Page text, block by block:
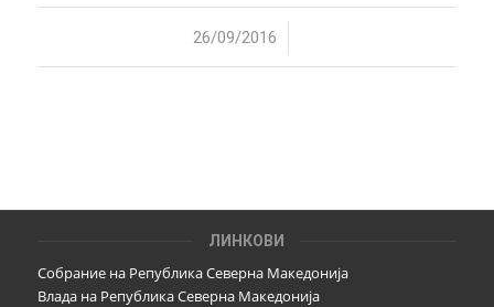
26/09/2016
/
ЛИНКОВИ
Собрание на Република Северна Македонија
Влада на Република Северна Македонија